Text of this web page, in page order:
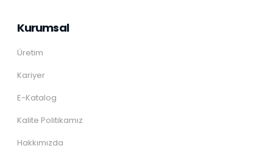
Kurumsal
Üretim
Kariyer
E-Katalog
Kalite Politikamız
Hakkımızda